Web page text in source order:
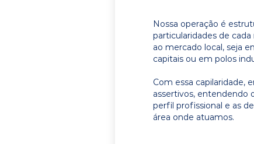
Nossa operação é
particularidades de
ao mercado local, seja
capitais ou em polos
Com essa capilaridade,
assertivos, entendendo
perfil profissional e as
área onde atuamos.